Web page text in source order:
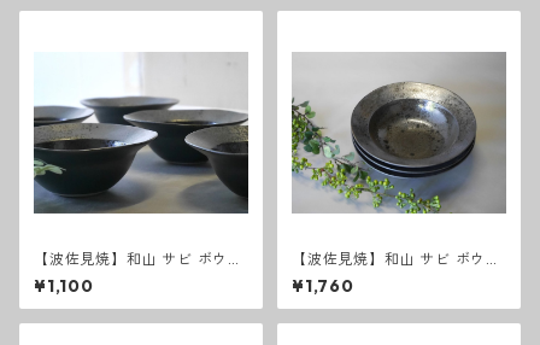
【波佐見焼】和山 サビ ボウル
S 和モダン シンプル シック
おしゃれ
¥1,100
【波佐見焼】和山 サビ ボウル
M 和モダン シンプル シック
おしゃれ
¥1,760